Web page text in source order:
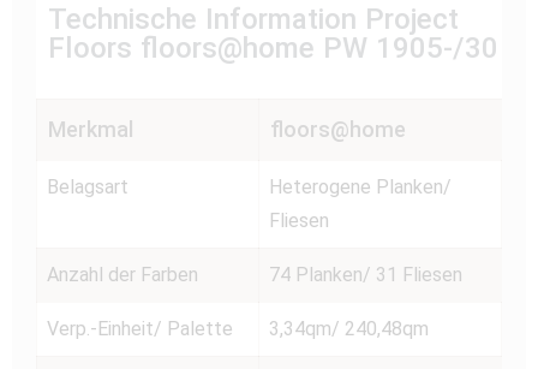
Technische Information Project
Floors floors@home PW 1905-/30
Merkmal floors@home
Belagsart
Heterogene Planken/
Fliesen
Anzahl der Farben 74 Planken/ 31 Fliesen
Verp.-Einheit/ Palette 3,34qm/ 240,48qm